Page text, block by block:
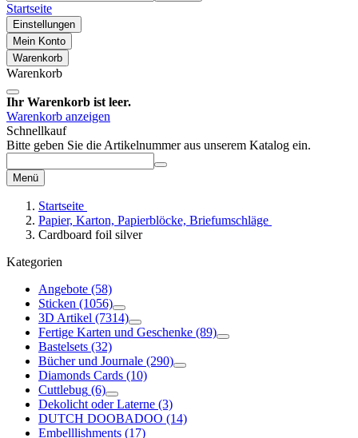
Startseite
Einstellungen
Mein Konto
Warenkorb
Warenkorb
Ihr Warenkorb ist leer.
Warenkorb anzeigen
Schnellkauf
Bitte geben Sie die Artikelnummer aus unserem Katalog ein.
Menü
Startseite
Papier, Karton, Papierblöcke, Briefumschläge
Cardboard foil silver
Kategorien
Angebote (58)
Sticken (1056)
3D Artikel (7314)
Fertige Karten und Geschenke (89)
Bastelsets (32)
Bücher und Journale (290)
Diamonds Cards (10)
Cuttlebug (6)
Dekolicht oder Laterne (3)
DUTCH DOOBADOO (14)
Embelllishments (17)